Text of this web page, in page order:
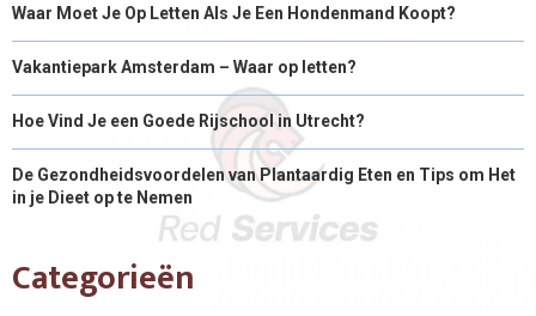
Waar Moet Je Op Letten Als Je Een Hondenmand Koopt?
Vakantiepark Amsterdam – Waar op letten?
Hoe Vind Je een Goede Rijschool in Utrecht?
De Gezondheidsvoordelen van Plantaardig Eten en Tips om Het
in je Dieet op te Nemen
Categorieën